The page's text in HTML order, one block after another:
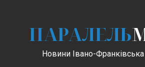
ПАРАЛЕЛЬ
Новини Івано-Франківська